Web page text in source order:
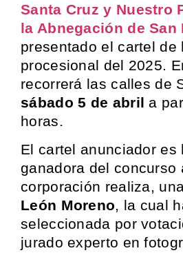
Santa Cruz y Nuestro
la Abnegación de San
presentado el cartel de
procesional del 2025.
recorrerá las calles de
sábado 5 de abril a
horas.
El cartel anunciador es
ganadora del concurso
corporación realiza,
León Moreno, la cual
seleccionada por
jurado experto en